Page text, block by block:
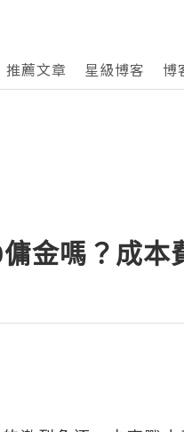
推薦文章 星級博客 博
金嗎？成本